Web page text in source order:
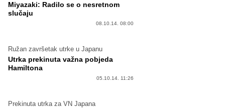
Miyazaki: Radilo se o nesretnom
slučaju
08.10.14. 08:00
Ružan završetak utrke u Japanu
Utrka prekinuta važna pobjeda
Hamiltona
05.10.14. 11:26
Prekinuta utrka za VN Japana